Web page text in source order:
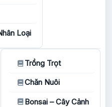
Loại
Trồng Trọt
Chăn Nuôi
Bonsai – Cây Cảnh